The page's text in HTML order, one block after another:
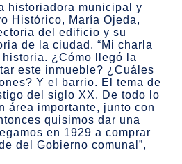
historiadora municipal y
Histórico, María Ojeda,
del edificio y su
de la ciudad. “Mi charla
¿Cómo llegó la
este inmueble? ¿Cuáles
Y el barrio. El tema de
del siglo XX. De todo lo
área importante, junto con
quisimos dar una
en 1929 a comprar
del Gobierno comunal”,